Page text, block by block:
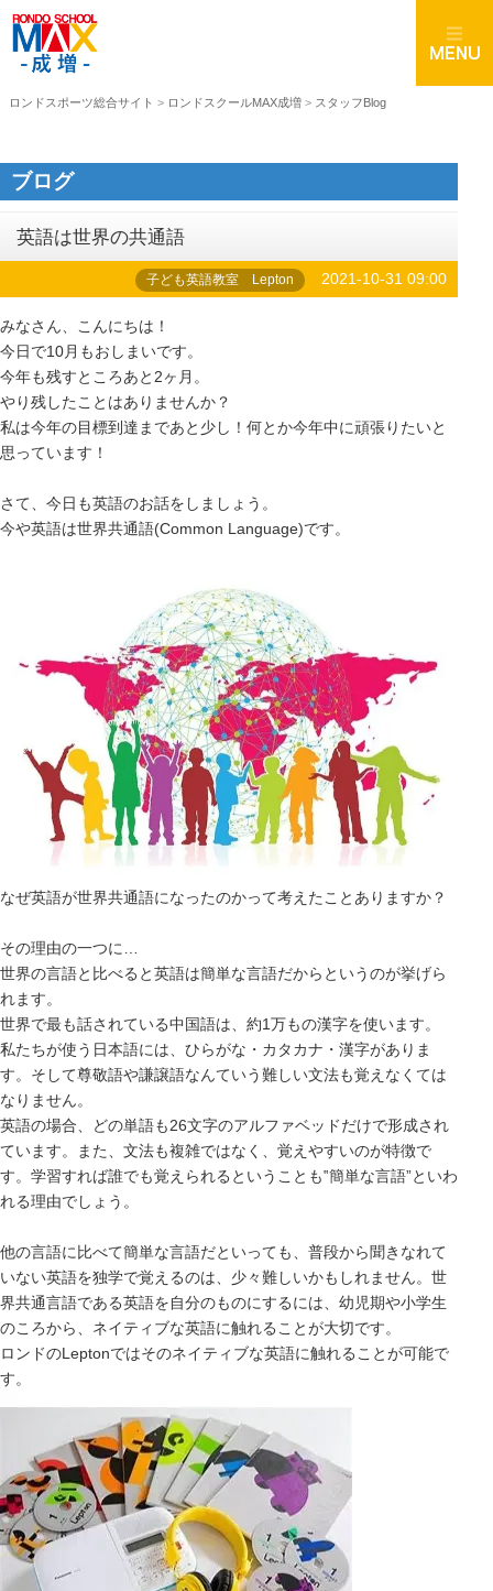
ロンドスポーツ総合サイト > ロンドスクールMAX成増 > スタッフBlog
ブログ
英語は世界の共通語
子ども英語教室 Lepton 2021-10-31 09:00
みなさん、こんにちは！
今日で10月もおしまいです。
今年も残すところあと2ヶ月。
やり残したことはありませんか？
私は今年の目標到達まであと少し！何とか今年中に頑張りたいと
思っています！
さて、今日も英語のお話をしましょう。
今や英語は世界共通語(Common Language)です。
なぜ英語が世界共通語になったのかって考えたことありますか？
その理由の一つに…
世界の言語と比べると英語は簡単な言語だからというのが挙げら
れます。
世界で最も話されている中国語は、約1万もの漢字を使います。
私たちが使う日本語には、ひらがな・カタカナ・漢字がありま
す。そして尊敬語や謙譲語なんていう難しい文法も覚えなくては
なりません。
英語の場合、どの単語も26文字のアルファベッドだけで形成され
ています。また、文法も複雑ではなく、覚えやすいのが特徴で
す。学習すれば誰でも覚えられるということも‟簡単な言語”といわ
れる理由でしょう。
他の言語に比べて簡単な言語だといっても、普段から聞きなれて
いない英語を独学で覚えるのは、少々難しいかもしれません。世
界共通言語である英語を自分のものにするには、幼児期や小学生
のころから、ネイティブな英語に触れることが大切です。
ロンドのLeptonではそのネイティブな英語に触れることが可能で
す。